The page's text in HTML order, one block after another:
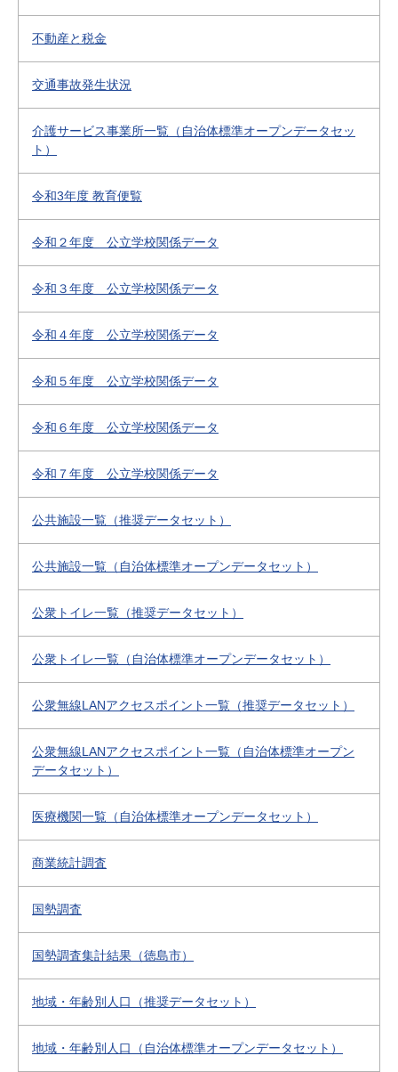
不動産と税金
交通事故発生状況
介護サービス事業所一覧（自治体標準オープンデータセッ
ト）
令和3年度 教育便覧
令和２年度 公立学校関係データ
令和３年度 公立学校関係データ
令和４年度 公立学校関係データ
令和５年度 公立学校関係データ
令和６年度 公立学校関係データ
令和７年度 公立学校関係データ
公共施設一覧（推奨データセット）
公共施設一覧（自治体標準オープンデータセット）
公衆トイレ一覧（推奨データセット）
公衆トイレ一覧（自治体標準オープンデータセット）
公衆無線LANアクセスポイント一覧（推奨データセット）
公衆無線LANアクセスポイント一覧（自治体標準オープン
データセット）
医療機関一覧（自治体標準オープンデータセット）
商業統計調査
国勢調査
国勢調査集計結果（徳島市）
地域・年齢別人口（推奨データセット）
地域・年齢別人口（自治体標準オープンデータセット）